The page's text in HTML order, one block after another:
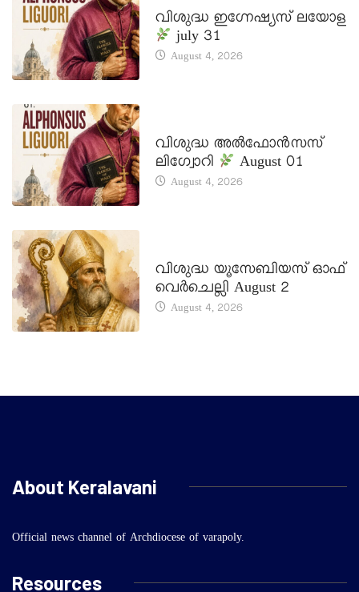
വിശുദ്ധ ഇഗ്നേഷ്യസ് ലയോള
july 31
August 4, 2026
വിശുദ്ധ അൽഫോൻസസ്
ലിഗ്വോറി
August 01
August 4, 2026
വിശുദ്ധ യൂസേബിയസ് ഓഫ്
വെർചെല്ലി August 2
August 4, 2026
About Keralavani
Official news channel of Archdiocese of varapoly.
Resources